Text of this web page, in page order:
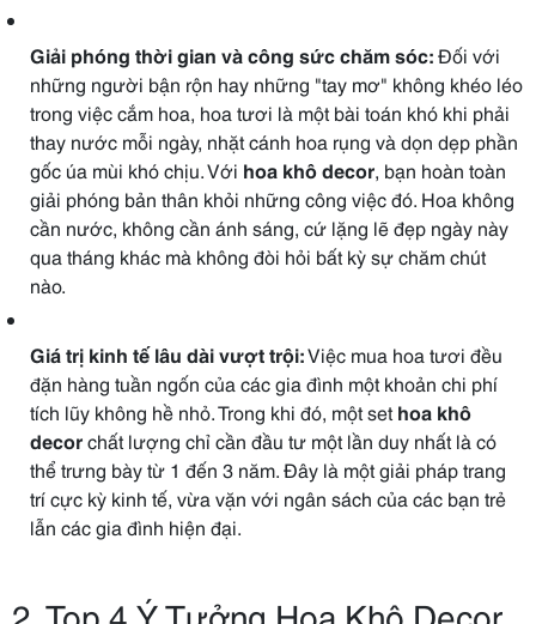
Giải phóng thời gian và công sức chăm sóc:Đối với
những người bận rộn hay những "tay mơ" không khéo léo
trong việc cắm hoa, hoa tươi là một bài toán khó khi phải
thay nước mỗi ngày, nhặt cánh hoa rụng và dọn dẹp phần
gốc úa mùi khó chịu. Với hoa khô decor, bạn hoàn toàn
giải phóng bản thân khỏi những công việc đó. Hoa không
cần nước, không cần ánh sáng, cứ lặng lẽ đẹp ngày này
qua tháng khác mà không đòi hỏi bất kỳ sự chăm chút
nào.
Giá trị kinh tế lâu dài vượt trội:Việc mua hoa tươi đều
đặn hàng tuần ngốn của các gia đình một khoản chi phí
tích lũy không hề nhỏ. Trong khi đó, một set hoa khô
decorchất lượng chỉ cần đầu tư một lần duy nhất là có
thể trưng bày từ 1 đến 3 năm. Đây là một giải pháp trang
trí cực kỳ kinh tế, vừa vặn với ngân sách của các bạn trẻ
lẫn các gia đình hiện đại.
2. Top 4 Ý Tưởng Hoa Khô Decor